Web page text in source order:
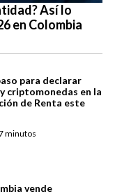
Así lo
en Colombia
para declarar
criptomonedas en la
de Renta este
minutos
vende